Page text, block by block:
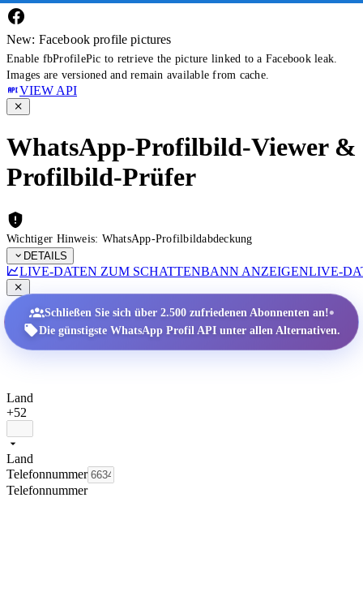
New: Facebook profile pictures
Enable fbProfilePic to retrieve the picture linked to a Facebook leak.
Images are versioned and remain available from cache.
VIEW API
WhatsApp-Profilbild-Viewer &
Profilbild-Prüfer
Wichtiger Hinweis: WhatsApp-Profilbildabdeckung
DETAILS
LIVE-DATEN ZUM SCHATTENBANN ANZEIGENLIVE-
Schließen Sie sich über 2.500 zufriedenen Abonnenten an!•
Die günstigste WhatsApp Profil API unter allen Alternativen.
Land
+52
Land
Telefonnummer
Telefonnummer